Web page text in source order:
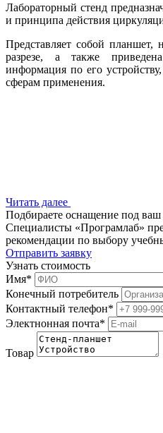
Лабораторный стенд
и принципа действия
Представляет собой планшет,
разрезе, а также
информация по его
сферам применения.
Читать далее
Подбираете оснащение под
Специалисты «Програмлаб»
рекомендации по выбору
Отправить заявку
Узнать стоимость
Имя*
Конечный потребитель
Контактный телефон*
Электнонная почта*
Товар